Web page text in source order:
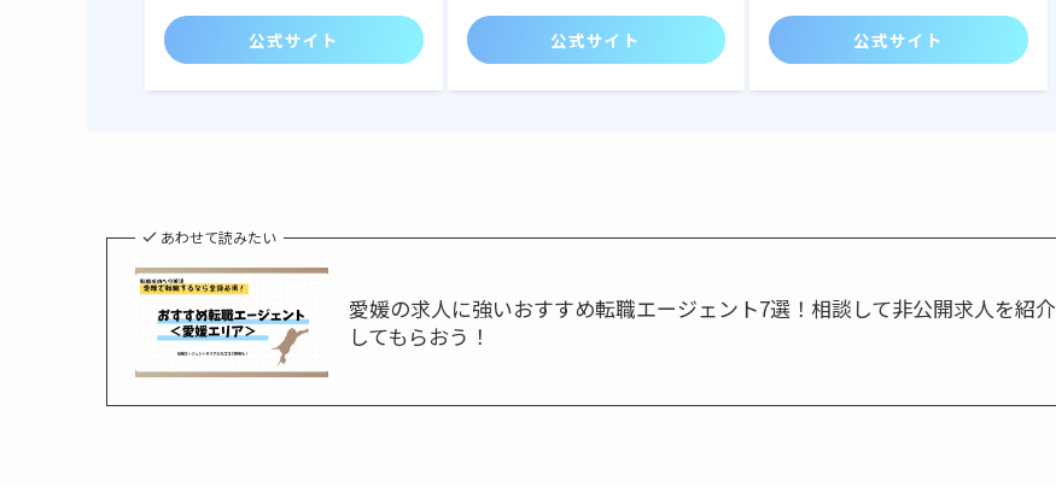
公式サイト 公式サイト 公式サイト
あわせて読みたい
愛媛の求人に強いおすすめ転職エージェント7選！相談して非公開求人を紹介
してもらおう！